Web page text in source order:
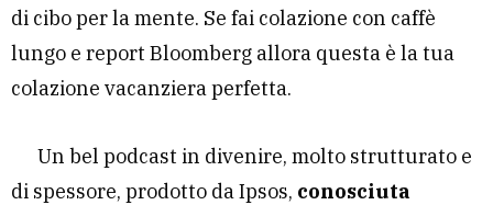
di cibo per la mente. Se fai colazione con caffè
lungo e report Bloomberg allora questa è la tua
colazione vacanziera perfetta.
Un bel podcast in divenire, molto strutturato e
di spessore, prodotto da Ipsos, conosciuta